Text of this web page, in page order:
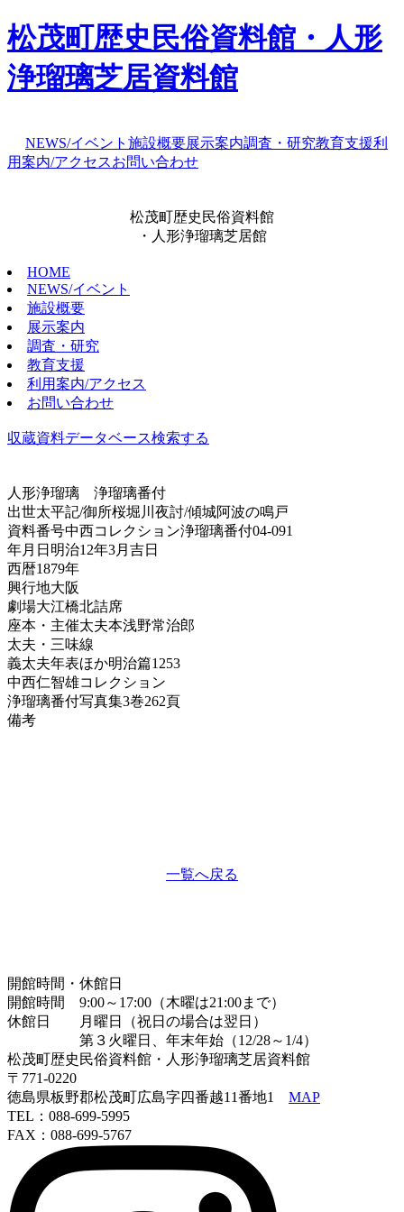
松茂町歴史民俗資料館・人形
浄瑠璃芝居資料館
NEWS/イベント 施設概要展示案内調査・研究教育支援利
用案内/アクセスお問い合わせ
松茂町歴史民俗資料館
・人形浄瑠璃芝居館
HOME
NEWS/イベント
施設概要
展示案内
調査・研究
教育支援
利用案内/アクセス
お問い合わせ
収蔵資料データベース検索する
人形浄瑠璃 浄瑠璃番付
出世太平記/御所桜堀川夜討/傾城阿波の鳴戸
資料番号中西コレクション浄瑠璃番付04-091
年月日 明治12年3月吉日
西暦1879年
興行地大阪
劇場大江橋北詰席
座本・主催太夫本浅野常治郎
太夫・三味線
義太夫年表ほか明治篇1253
中西仁智雄コレクション
浄瑠璃番付写真集3巻262頁
備考
一覧へ戻る
開館時間・休館日
開館時間 9:00～17:00（木曜は21:00まで）
休館日 月曜日（祝日の場合は翌日）
第３火曜日、年末年始（12/28～1/4）
松茂町歴史民俗資料館・人形浄瑠璃芝居資料館
〒771-0220
徳島県板野郡松茂町広島字四番越11番地1 MAP
TEL：088-699-5995
FAX：088-699-5767